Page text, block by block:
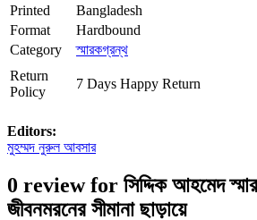
Printed
Bangladesh
Format
Hardbound
Category
স্মারকগ্রন্থ
Return
Policy
7 Days Happy Return
Editors:
মুহম্মদ নুরুল আবসার
0 review for সিদ্দিক আহমেদ
জীবনমরনের সীমানা ছাড়ায়ে